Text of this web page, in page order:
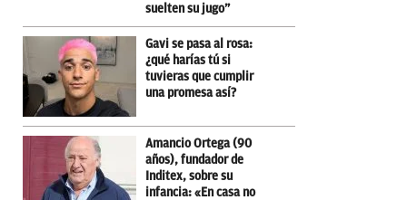
suelten su jugo”
Gavi se pasa al rosa:
¿qué harías tú si
tuvieras que cumplir
una promesa así?
Amancio Ortega (90
años), fundador de
Inditex, sobre su
infancia: «En casa no